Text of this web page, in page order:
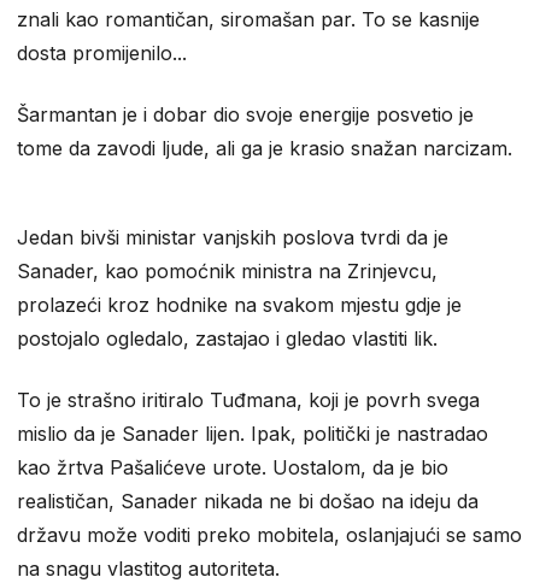
znali kao romantičan, siromašan par. To se kasnije
dosta promijenilo...
Šarmantan je i dobar dio svoje energije posvetio je
tome da zavodi ljude, ali ga je krasio snažan narcizam.
Jedan bivši ministar vanjskih poslova tvrdi da je
Sanader, kao pomoćnik ministra na Zrinjevcu,
prolazeći kroz hodnike na svakom mjestu gdje je
postojalo ogledalo, zastajao i gledao vlastiti lik.
To je strašno iritiralo Tuđmana, koji je povrh svega
mislio da je Sanader lijen. Ipak, politički je nastradao
kao žrtva Pašalićeve urote. Uostalom, da je bio
realističan, Sanader nikada ne bi došao na ideju da
državu može voditi preko mobitela, oslanjajući se samo
na snagu vlastitog autoriteta.